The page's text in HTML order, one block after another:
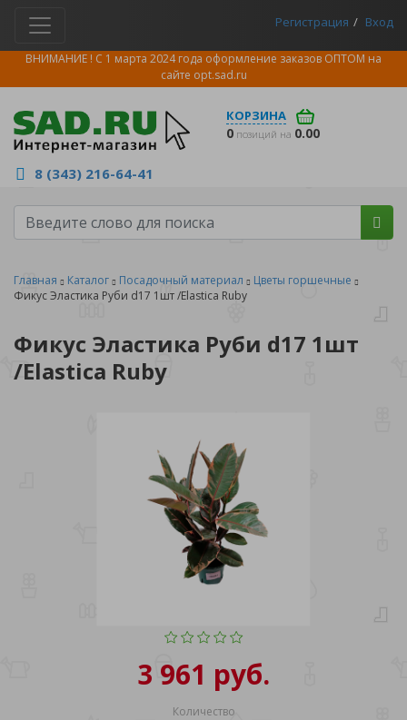
Регистрация Вход
ВНИМАНИЕ ! С 1 марта 2024 года оформление заказов ОПТОМ на
сайте opt.sad.ru
КОРЗИНА
0 позиций на 0.00
8 (343) 216-64-41
Главная Каталог Посадочный материал
Цветы горшечные
Фикус Эластика Руби d17 1шт /Elastica Ruby
Фикус Эластика Руби d17 1шт
/Elastica Ruby
3 961 руб.
Количество